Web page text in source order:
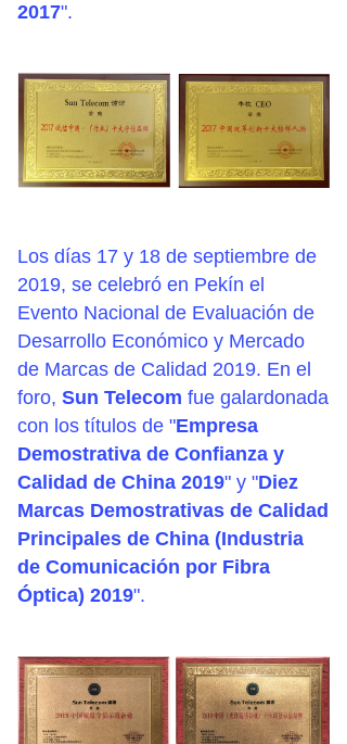
2017".
Los días 17 y 18 de septiembre de
2019, se celebró en Pekín el
Evento Nacional de Evaluación de
Desarrollo Económico y Mercado
de Marcas de Calidad 2019. En el
foro, Sun Telecom fue galardonada
con los títulos de "Empresa
Demostrativa de Confianza y
Calidad de China 2019" y "Diez
Marcas Demostrativas de Calidad
Principales de China (Industria
de Comunicación por Fibra
Óptica) 2019".